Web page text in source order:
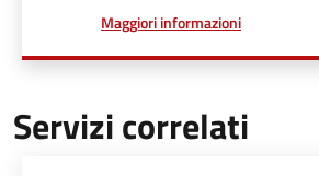
Maggiori informazionia proposito di
Servizi correlati